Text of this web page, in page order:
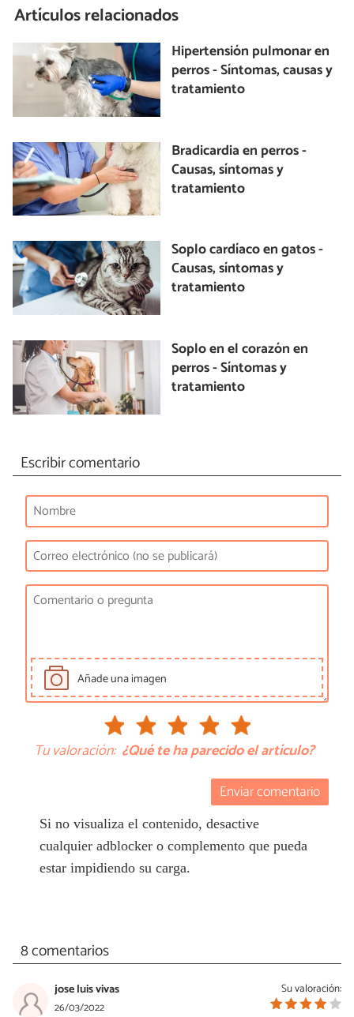
Artículos relacionados
Hipertensión pulmonar en
perros - Síntomas, causas y
tratamiento
Bradicardia en perros -
Causas, síntomas y
tratamiento
Soplo cardíaco en gatos -
Causas, síntomas y
tratamiento
Soplo en el corazón en
perros - Síntomas y
tratamiento
Escribir comentario
Añade una imagen
Tu valoración: ¿Qué te ha parecido el artículo?
Enviar comentario
Si no visualiza el contenido, desactive
cualquier adblocker o complemento que pueda
estar impidiendo su carga.
8 comentarios
Su valoración:
jose luis vivas
26/03/2022